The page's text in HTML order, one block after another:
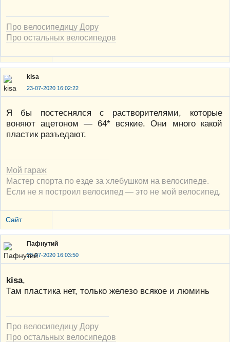
Про велосипедицу Дору
Про остальных велосипедов
kisa
23-07-2020 16:02:22
Я бы постеснялся с растворителями, которые
воняют ацетоном — 64* всякие. Они много какой
пластик разъедают.
Мой гараж
Мастер спорта по езде за хлебушком на велосипеде.
Если не я построил велосипед — это не мой велосипед.
Сайт
Пафнутий
23-07-2020 16:03:50
kisa,
Там пластика нет, только железо всякое и люминь
Про велосипедицу Дору
Про остальных велосипедов